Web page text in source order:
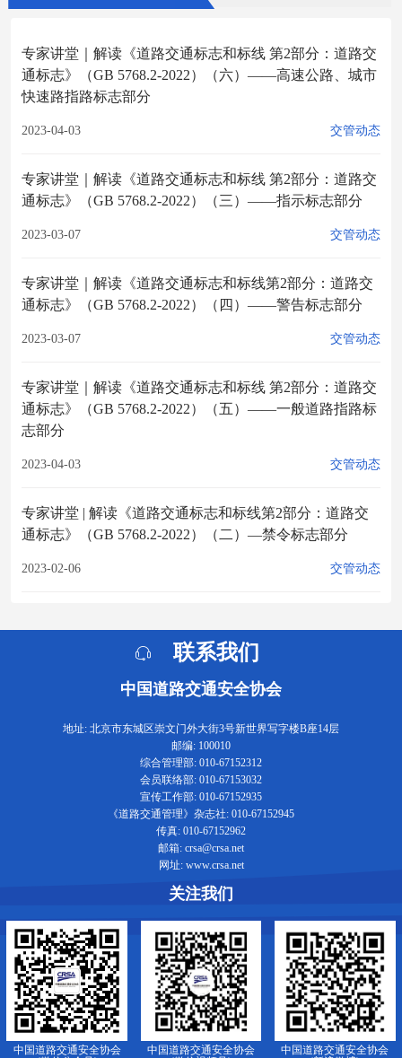
专家讲堂｜解读《道路交通标志和标线 第2部分：道路交
通标志》（GB 5768.2-2022）（六）——高速公路、城市
快速路指路标志部分
2023-04-03 交管动态
专家讲堂｜解读《道路交通标志和标线 第2部分：道路交
通标志》（GB 5768.2-2022）（三）——指示标志部分
2023-03-07 交管动态
专家讲堂｜解读《道路交通标志和标线第2部分：道路交
通标志》（GB 5768.2-2022）（四）——警告标志部分
2023-03-07 交管动态
专家讲堂｜解读《道路交通标志和标线 第2部分：道路交
通标志》（GB 5768.2-2022）（五）——一般道路指路标
志部分
2023-04-03 交管动态
专家讲堂 | 解读《道路交通标志和标线第2部分：道路交
通标志》（GB 5768.2-2022）（二）—禁令标志部分
2023-02-06 交管动态
联系我们
中国道路交通安全协会
地址: 北京市东城区崇文门外大街3号新世界写字楼B座14层
邮编: 100010
综合管理部: 010-67152312
会员联络部: 010-67153032
宣传工作部: 010-67152935
《道路交通管理》杂志社: 010-67152945
传真: 010-67152962
邮箱: crsa@crsa.net
网址: www.crsa.net
关注我们
中国道路交通安全协会
中国道路交通安全协会
中国道路交通安全协会